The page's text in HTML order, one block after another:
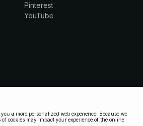
Pinterest
YouTube